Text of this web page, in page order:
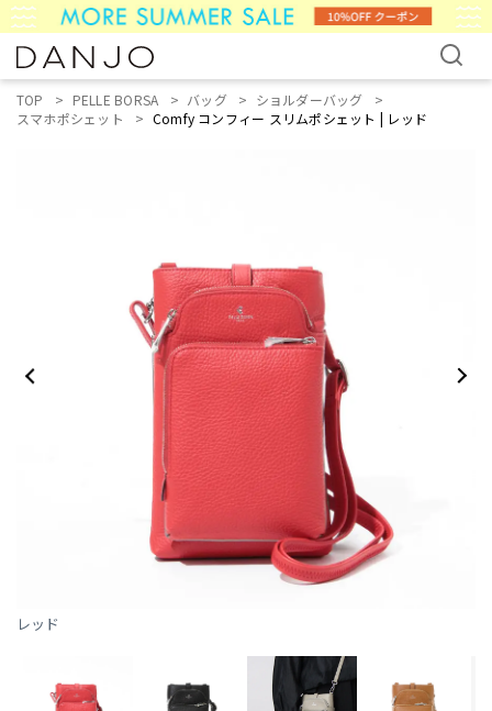
TOP PELLE BORSA バッグ
ショルダーバッグ
スマホポシェット
Comfy コンフィー スリムポシェット | レッド
レッド